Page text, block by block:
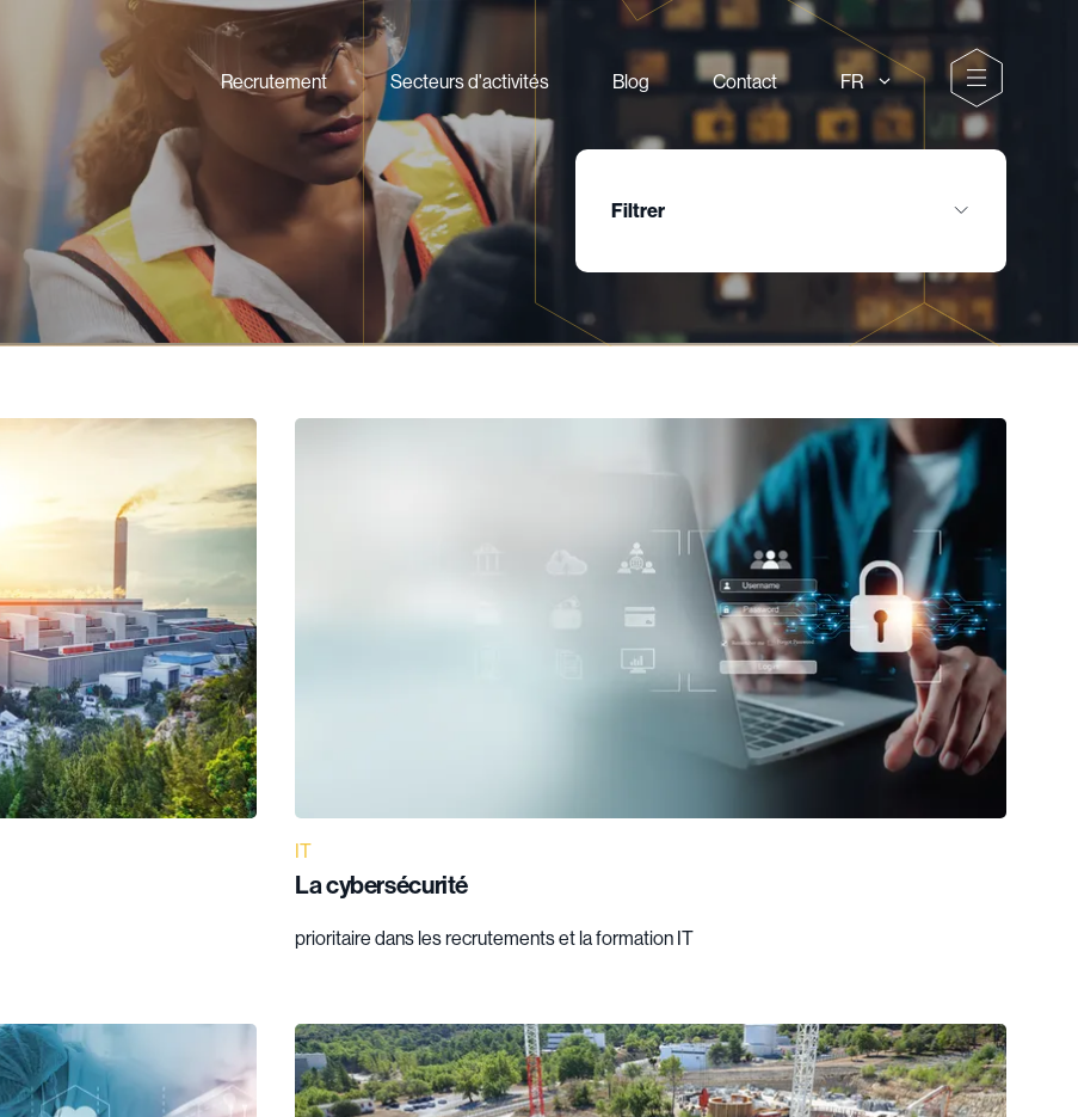
Recrutement Secteurs d'activités Blog Contact
Filtrer
IT
La cybersécurité
prioritaire dans les recrutements et la formation IT